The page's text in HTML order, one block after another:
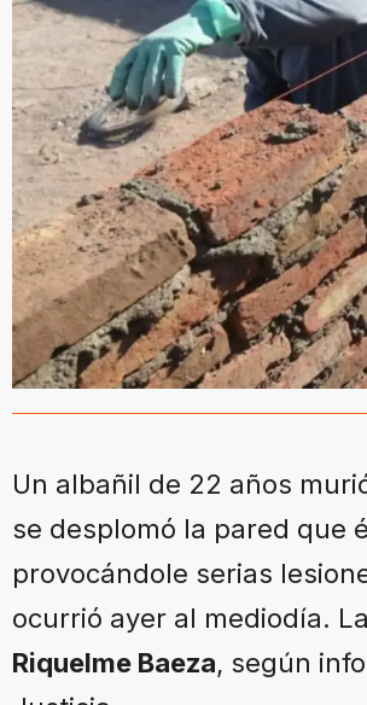
Un albañil de 22 años
se desplomó la pared que
provocándole serias
ocurrió ayer al mediodía.
Riquelme Baeza, según